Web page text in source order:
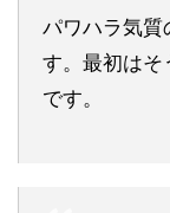
パワハラ気質
す。最初はそ
です。